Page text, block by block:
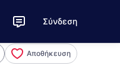
Σύνδεση
Αποθήκευση